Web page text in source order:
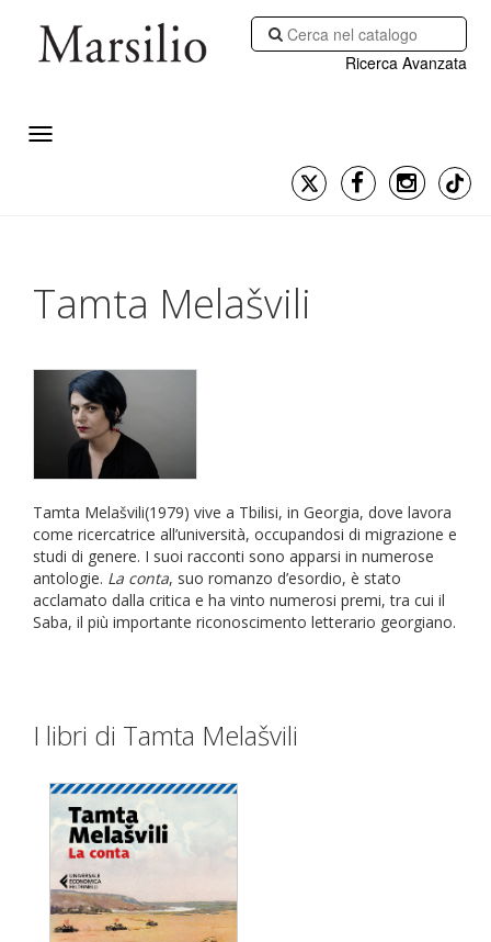
Ricerca Avanzata
Tamta Melašvili
Tamta Melašvili(1979) vive a Tbilisi, in Georgia, dove lavora
come ricercatrice all’università, occupandosi di migrazione e
studi di genere. I suoi racconti sono apparsi in numerose
antologie. La conta, suo romanzo d’esordio, è stato
acclamato dalla critica e ha vinto numerosi premi, tra cui il
Saba, il più importante riconoscimento letterario georgiano.
I libri di Tamta Melašvili